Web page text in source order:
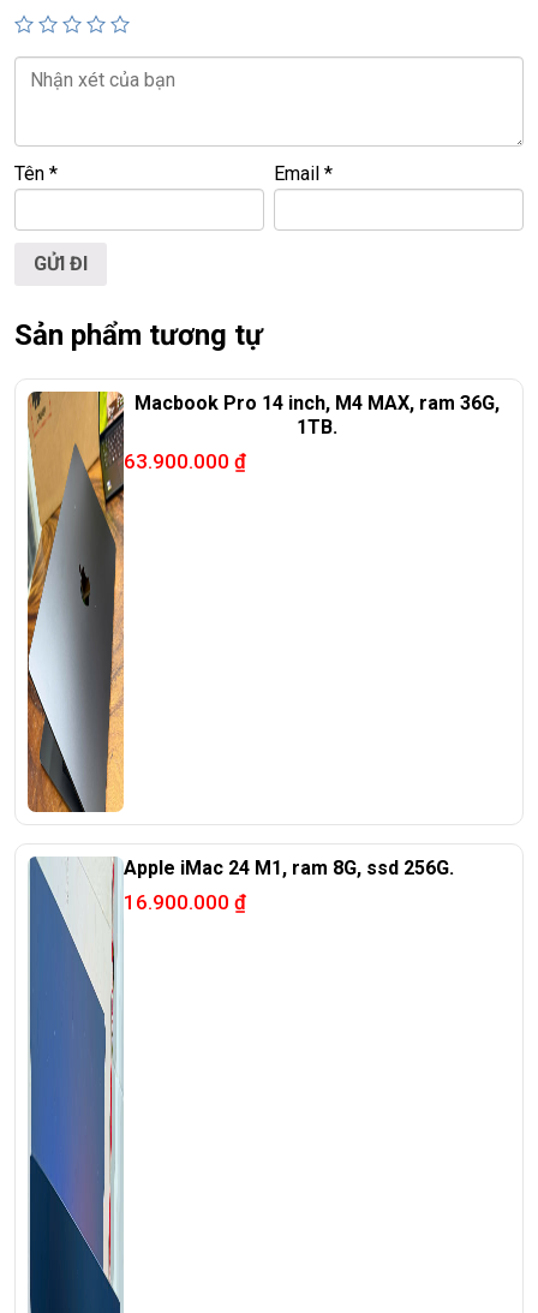
ĐT: 0939.008.008
Face. Viber. Zalo :
ĐC: 60/26 Đồng Đen, p.14, Tân Bình
check! >>>
Tên * Email*
Sản phẩm tương tự
Macbook Pro 14 inch, M4 MAX, ram 36G,
1TB.
63.900.000 ₫
Apple iMac 24 M1, ram 8G, ssd 256G.
16.900.000 ₫